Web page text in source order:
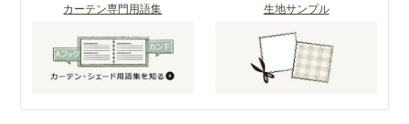
カーテン専門用語集 生地サンプル